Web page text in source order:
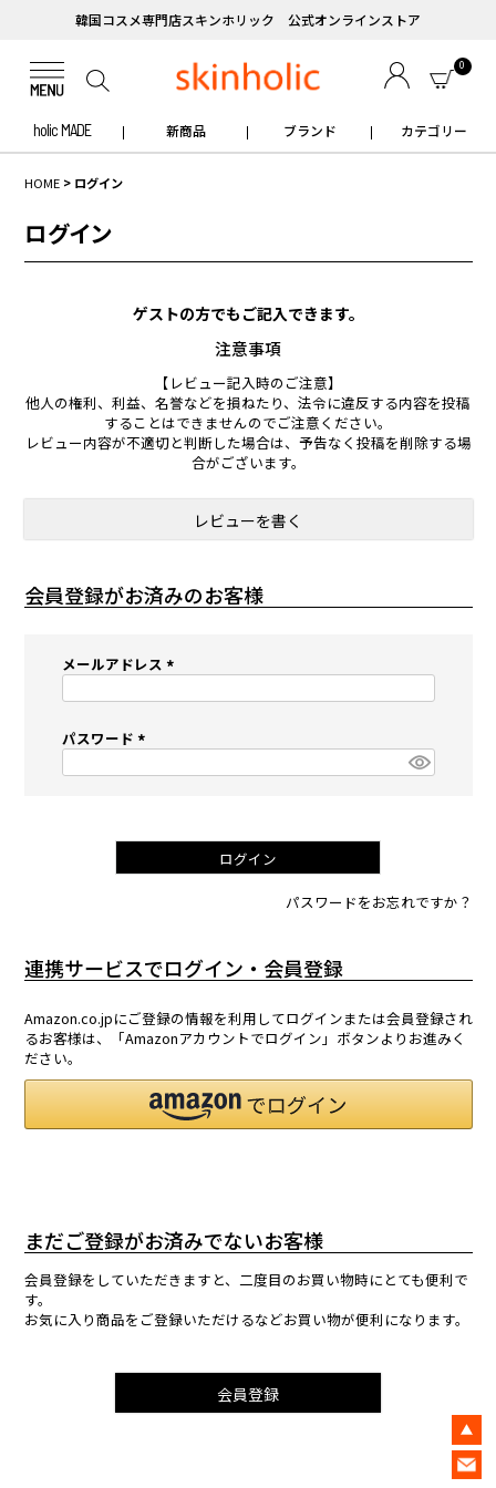
韓国コスメ専門店スキンホリック 公式オンラインストア
0
holic MADE 新商品 ブランド カテゴリー
HOME ログイン
ログイン
ゲストの方でもご記入できます。
注意事項
【レビュー記入時のご注意】
他人の権利、利益、名誉などを損ねたり、法令に違反する内容を投稿
することはできませんのでご注意ください。
レビュー内容が不適切と判断した場合は、予告なく投稿を削除する場
合がございます。
レビューを書く
会員登録がお済みのお客様
メールアドレス
)
パスワード
ログイン
パスワードをお忘れですか？
連携サービスでログイン・会員登録
Amazon.co.jpにご登録の情報を利用してログインまたは会員登録され
るお客様は、「Amazonアカウントでログイン」ボタンよりお進みく
ださい。
まだご登録がお済みでないお客様
会員登録をしていただきますと、二度目のお買い物時にとても便利で
す。
お気に入り商品をご登録いただけるなどお買い物が便利になります。
会員登録